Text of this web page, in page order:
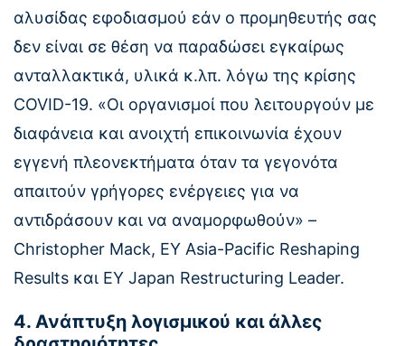
αλυσίδας εφοδιασμού εάν ο προμηθευτής σας
δεν είναι σε θέση να παραδώσει εγκαίρως
ανταλλακτικά, υλικά κ.λπ. λόγω της κρίσης
COVID-19. «Οι οργανισμοί που λειτουργούν με
διαφάνεια και ανοιχτή επικοινωνία έχουν
εγγενή πλεονεκτήματα όταν τα γεγονότα
απαιτούν γρήγορες ενέργειες για να
αντιδράσουν και να αναμορφωθούν» –
Christopher Mack, EY Asia-Pacific Reshaping
Results και EY Japan Restructuring Leader.
4. Ανάπτυξη λογισμικού και άλλες